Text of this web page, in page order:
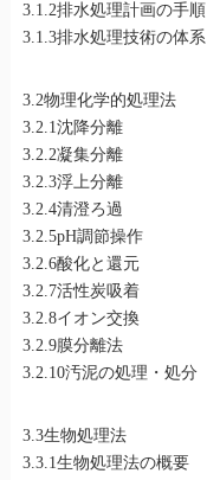
3.1.2排水処理計画の手順
3.1.3排水処理技術の体系
3.2物理化学的処理法
3.2.1沈降分離
3.2.2凝集分離
3.2.3浮上分離
3.2.4清澄ろ過
3.2.5pH調節操作
3.2.6酸化と還元
3.2.7活性炭吸着
3.2.8イオン交換
3.2.9膜分離法
3.2.10汚泥の処理・処分
3.3生物処理法
3.3.1生物処理法の概要